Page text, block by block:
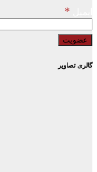
*
گالری تصاویر